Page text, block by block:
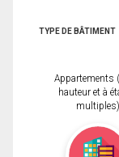
TYPE DE BÂTIMENT
Appartements
hauteur et à
multiples)